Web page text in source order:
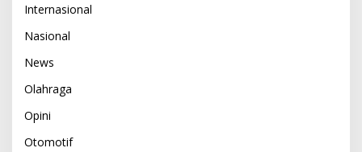
Internasional
Nasional
News
Olahraga
Opini
Otomotif